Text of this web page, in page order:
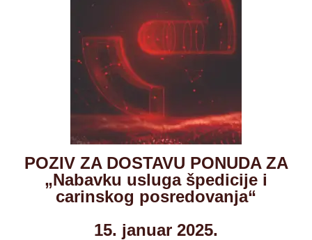
POZIV ZA DOSTAVU PONUDA ZA
„Nabavku usluga špedicije i
carinskog posredovanja“
15. januar 2025.